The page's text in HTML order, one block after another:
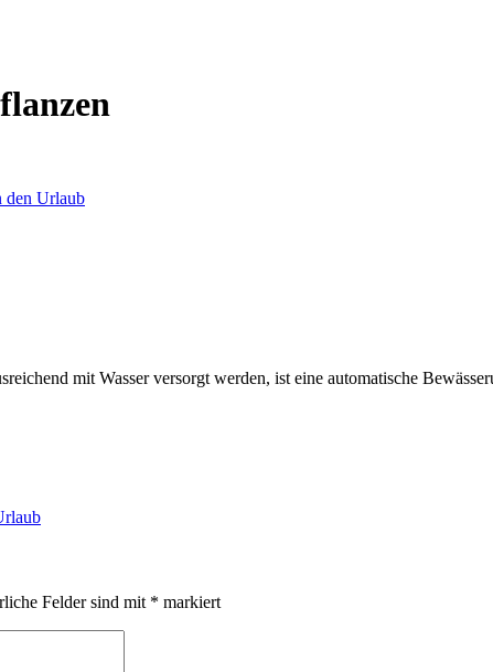
den Urlaub
mit Wasser versorgt werden, ist eine automatische
Felder sind mit * markiert